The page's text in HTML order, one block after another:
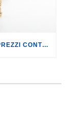
PREZZI: LA COMMISSIONE DI ALLERTA PREZZI CONTRO IL RISCHIO SPECULAZIONI.